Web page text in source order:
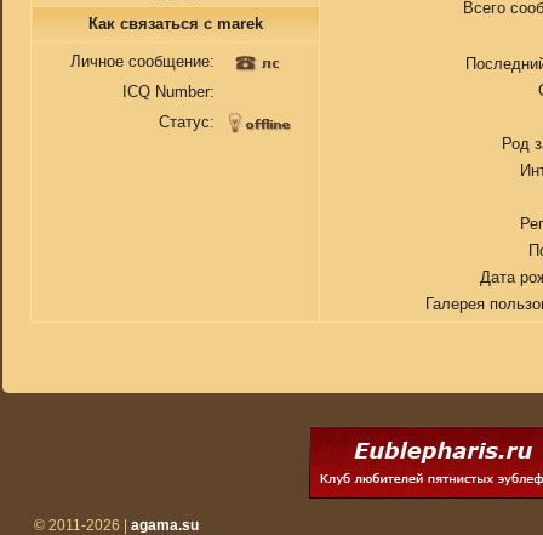
Всего
Род
Дата
Галерея
Как связаться с marek
Личное сообщение:
ICQ Number:
Статус:
© 2011-2026 | agama.su